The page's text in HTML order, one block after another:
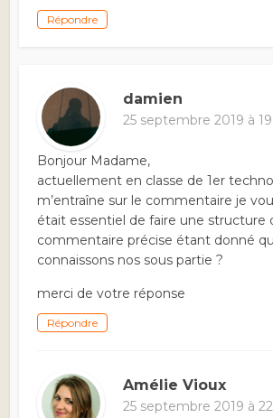
Répondre
damien
25 septembre 2019 à
Bonjour Madame,
actuellement en classe de 1er
m’entraîne sur le commentaire je
était essentiel de faire une structure
commentaire précise étant donné
connaissons nos sous partie ?
merci de votre réponse
Répondre
Amélie Vioux
25 septembre 2019 à